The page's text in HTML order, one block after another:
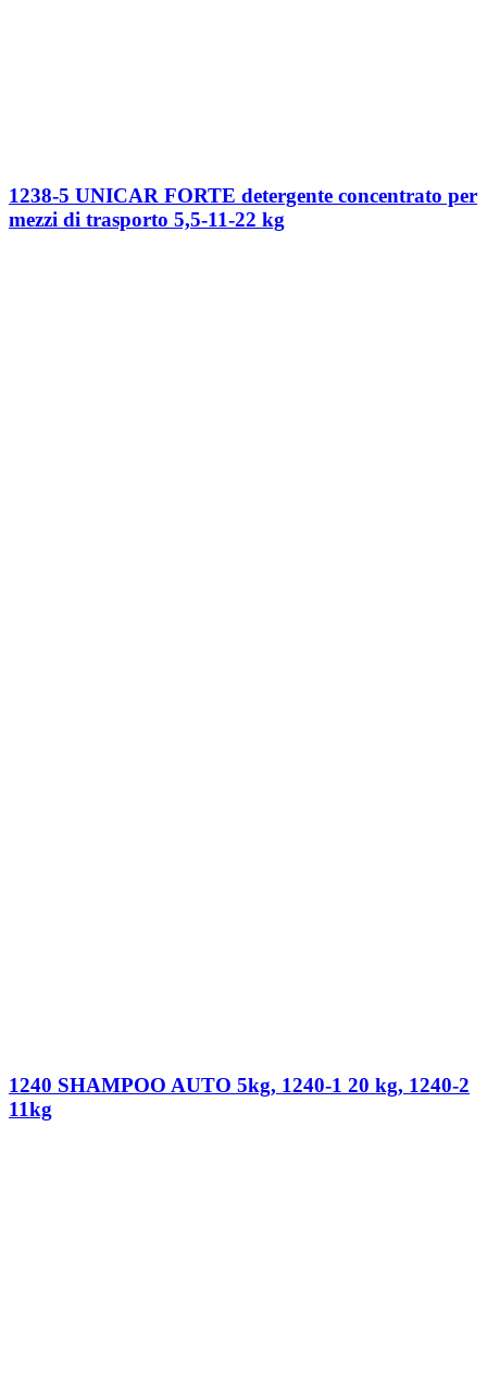
1238-5 UNICAR FORTE detergente concentrato per
mezzi di trasporto 5,5-11-22 kg
1240 SHAMPOO AUTO 5kg, 1240-1 20 kg, 1240-2
11kg